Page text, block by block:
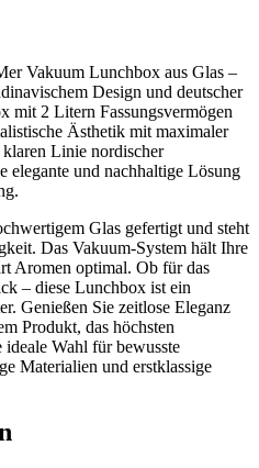
Vakuum Lunchbox aus Glas –
Design und deutscher
mit 2 Litern Fassungsvermögen
Ästhetik mit maximaler
Linie nordischer
elegante und nachhaltige Lösung
Glas gefertigt und steht
Das Vakuum-System hält Ihre
Aromen optimal. Ob für das
– diese Lunchbox ist ein
Genießen Sie zeitlose Eleganz
Produkt, das höchsten
Wahl für bewusste
Materialien und erstklassige